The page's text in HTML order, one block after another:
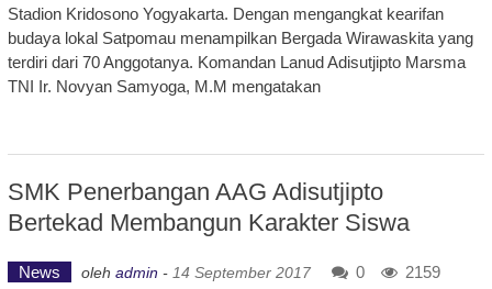
Stadion Kridosono Yogyakarta. Dengan mengangkat kearifan
budaya lokal Satpomau menampilkan Bergada Wirawaskita yang
terdiri dari 70 Anggotanya. Komandan Lanud Adisutjipto Marsma
TNI Ir. Novyan Samyoga, M.M mengatakan
SMK Penerbangan AAG Adisutjipto
Bertekad Membangun Karakter Siswa
News oleh admin - 14 September 2017 0 2159